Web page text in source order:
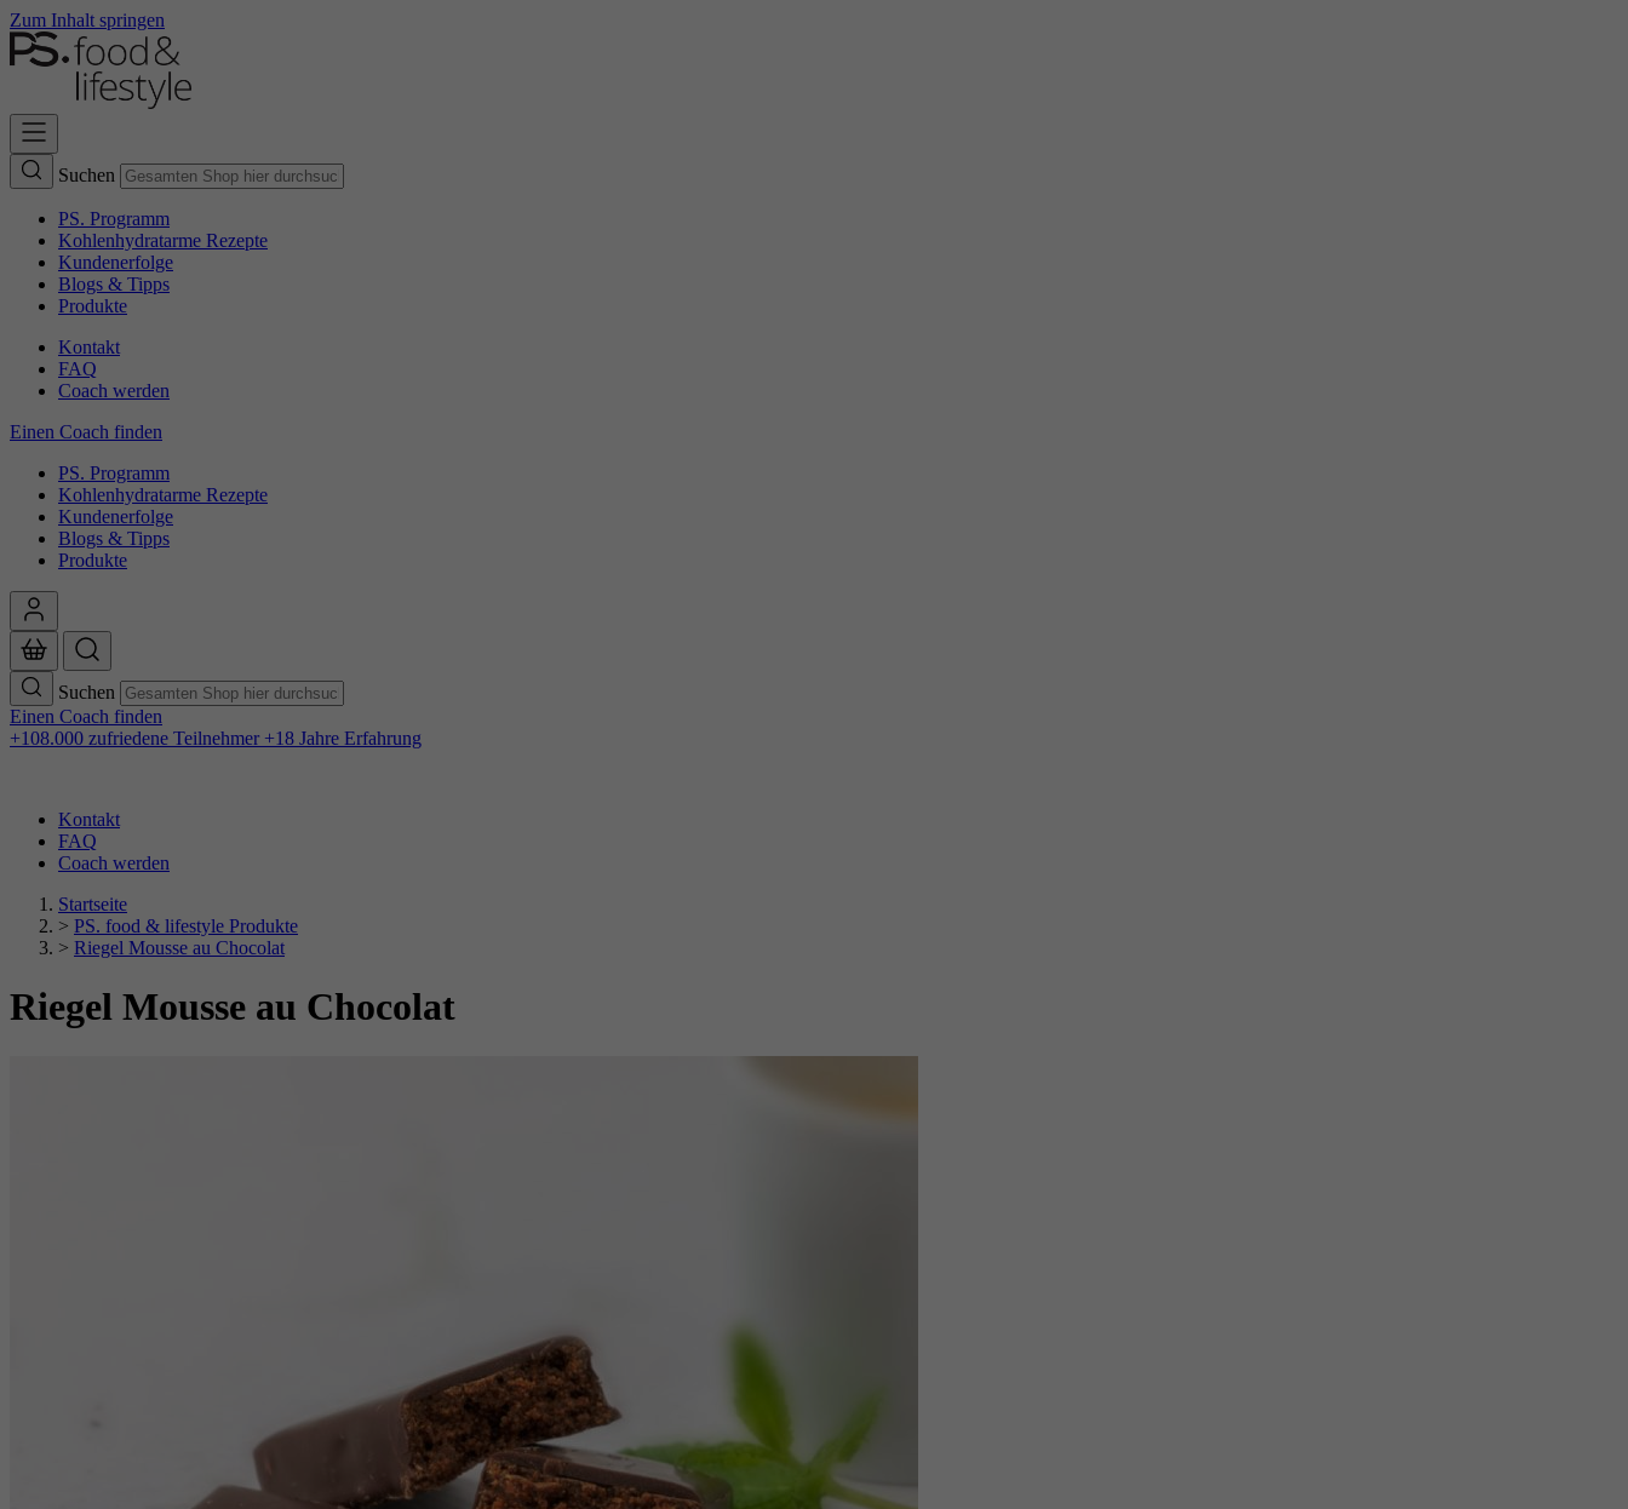
Zum Inhalt springen
Suchen
PS. Programm
Kohlenhydratarme Rezepte
Kundenerfolge
Blogs & Tipps
Produkte
Kontakt
FAQ
Coach werden
Einen Coach finden
PS. Programm
Kohlenhydratarme Rezepte
Kundenerfolge
Blogs & Tipps
Produkte
Suchen
Einen Coach finden
+108.000 zufriedene Teilnehmer +18 Jahre Erfahrung
Kontakt
FAQ
Coach werden
Startseite
> PS. food & lifestyle Produkte
> Riegel Mousse au Chocolat
Riegel Mousse au Chocolat